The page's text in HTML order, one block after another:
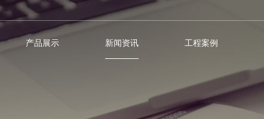
产品展示 新闻资讯 工程案例